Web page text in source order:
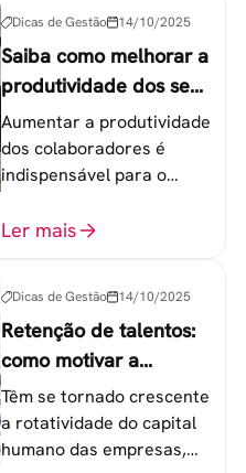
Dicas de Gestão 14/10/2025
Saiba como melhorar a
produtividade dos seus
colaboradores
Aumentar a produtividade
dos colaboradores é
indispensável para o
equipe de trabalho. 6
Ler mais
Dicas de Gestão 14/10/2025
Retenção de talentos:
como motivar a
geração Y nas
empresas?
Têm se tornado crescente
a rotatividade do capital
humano das empresas,